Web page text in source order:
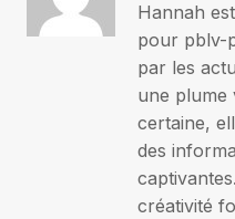
Hannah
pour pblv-
par les
une plume
certaine,
des
créativité